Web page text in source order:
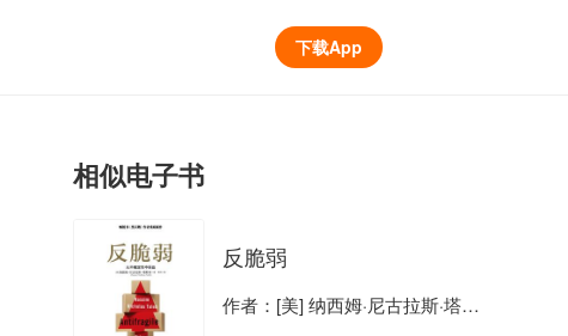
下载App
相似电子书
反脆弱
作者：[美] 纳西姆·尼古拉斯·塔勒布